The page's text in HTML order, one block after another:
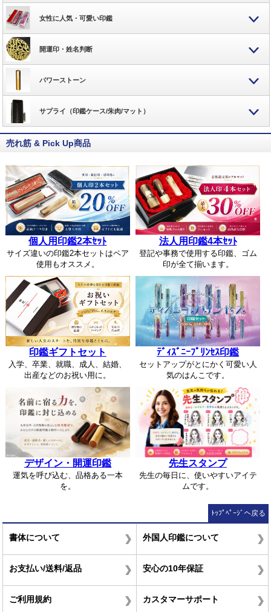
女性に人気・可愛い印鑑
開運印・姓名判断
パワーストーン
サプライ（印鑑ケース/朱肉/マット）
売れ筋 & Pick Up商品
個人用印鑑2本ｾｯﾄ
サイズ違いの印鑑2本セットはペア
使用もオススメ。
法人用印鑑4本ｾｯﾄ
登記や事務で使用する印鑑、ゴム
印が全て揃います。
印鑑ギフトセット
入学、卒業、就職、成人、結婚、
出産などのお祝い用に。
ﾃﾞｨｽﾞﾆｰﾌﾟﾘﾝｾｽ印鑑
セットアップがとにかく可愛い人
気のはんこです。
デザイン・開運印鑑
運気を呼び込む、品格ある一本
を。
先生スタンプ
先生の毎日に、使いやすいアイテ
ムです。
ﾄｯﾌﾟﾍﾟｰｼﾞへ戻る
書体について 外国人印鑑について
お支払い/送料/返品 安心の10年保証
ご利用規約 カスタマーサポート